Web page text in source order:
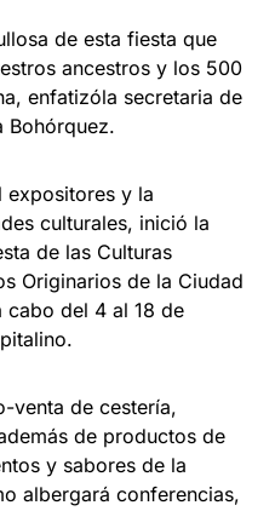
de esta fiesta que
ancestros y los 500
enfatizóla secretaria de
Bohórquez.
expositores y la
culturales, inició la
de las Culturas
Originarios de la Ciudad
cabo del 4 al 18 de
venta de cestería,
de productos de
y sabores de la
albergará conferencias,